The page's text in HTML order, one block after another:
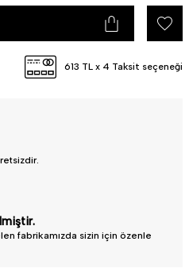
613 TL x 4 Taksit seçeneği
fabrikamızda sizin için özenle